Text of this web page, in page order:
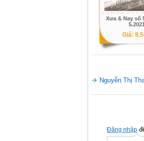
Xưa & Nay số
Giá:
Nguyễn Thị
Đăng nhập